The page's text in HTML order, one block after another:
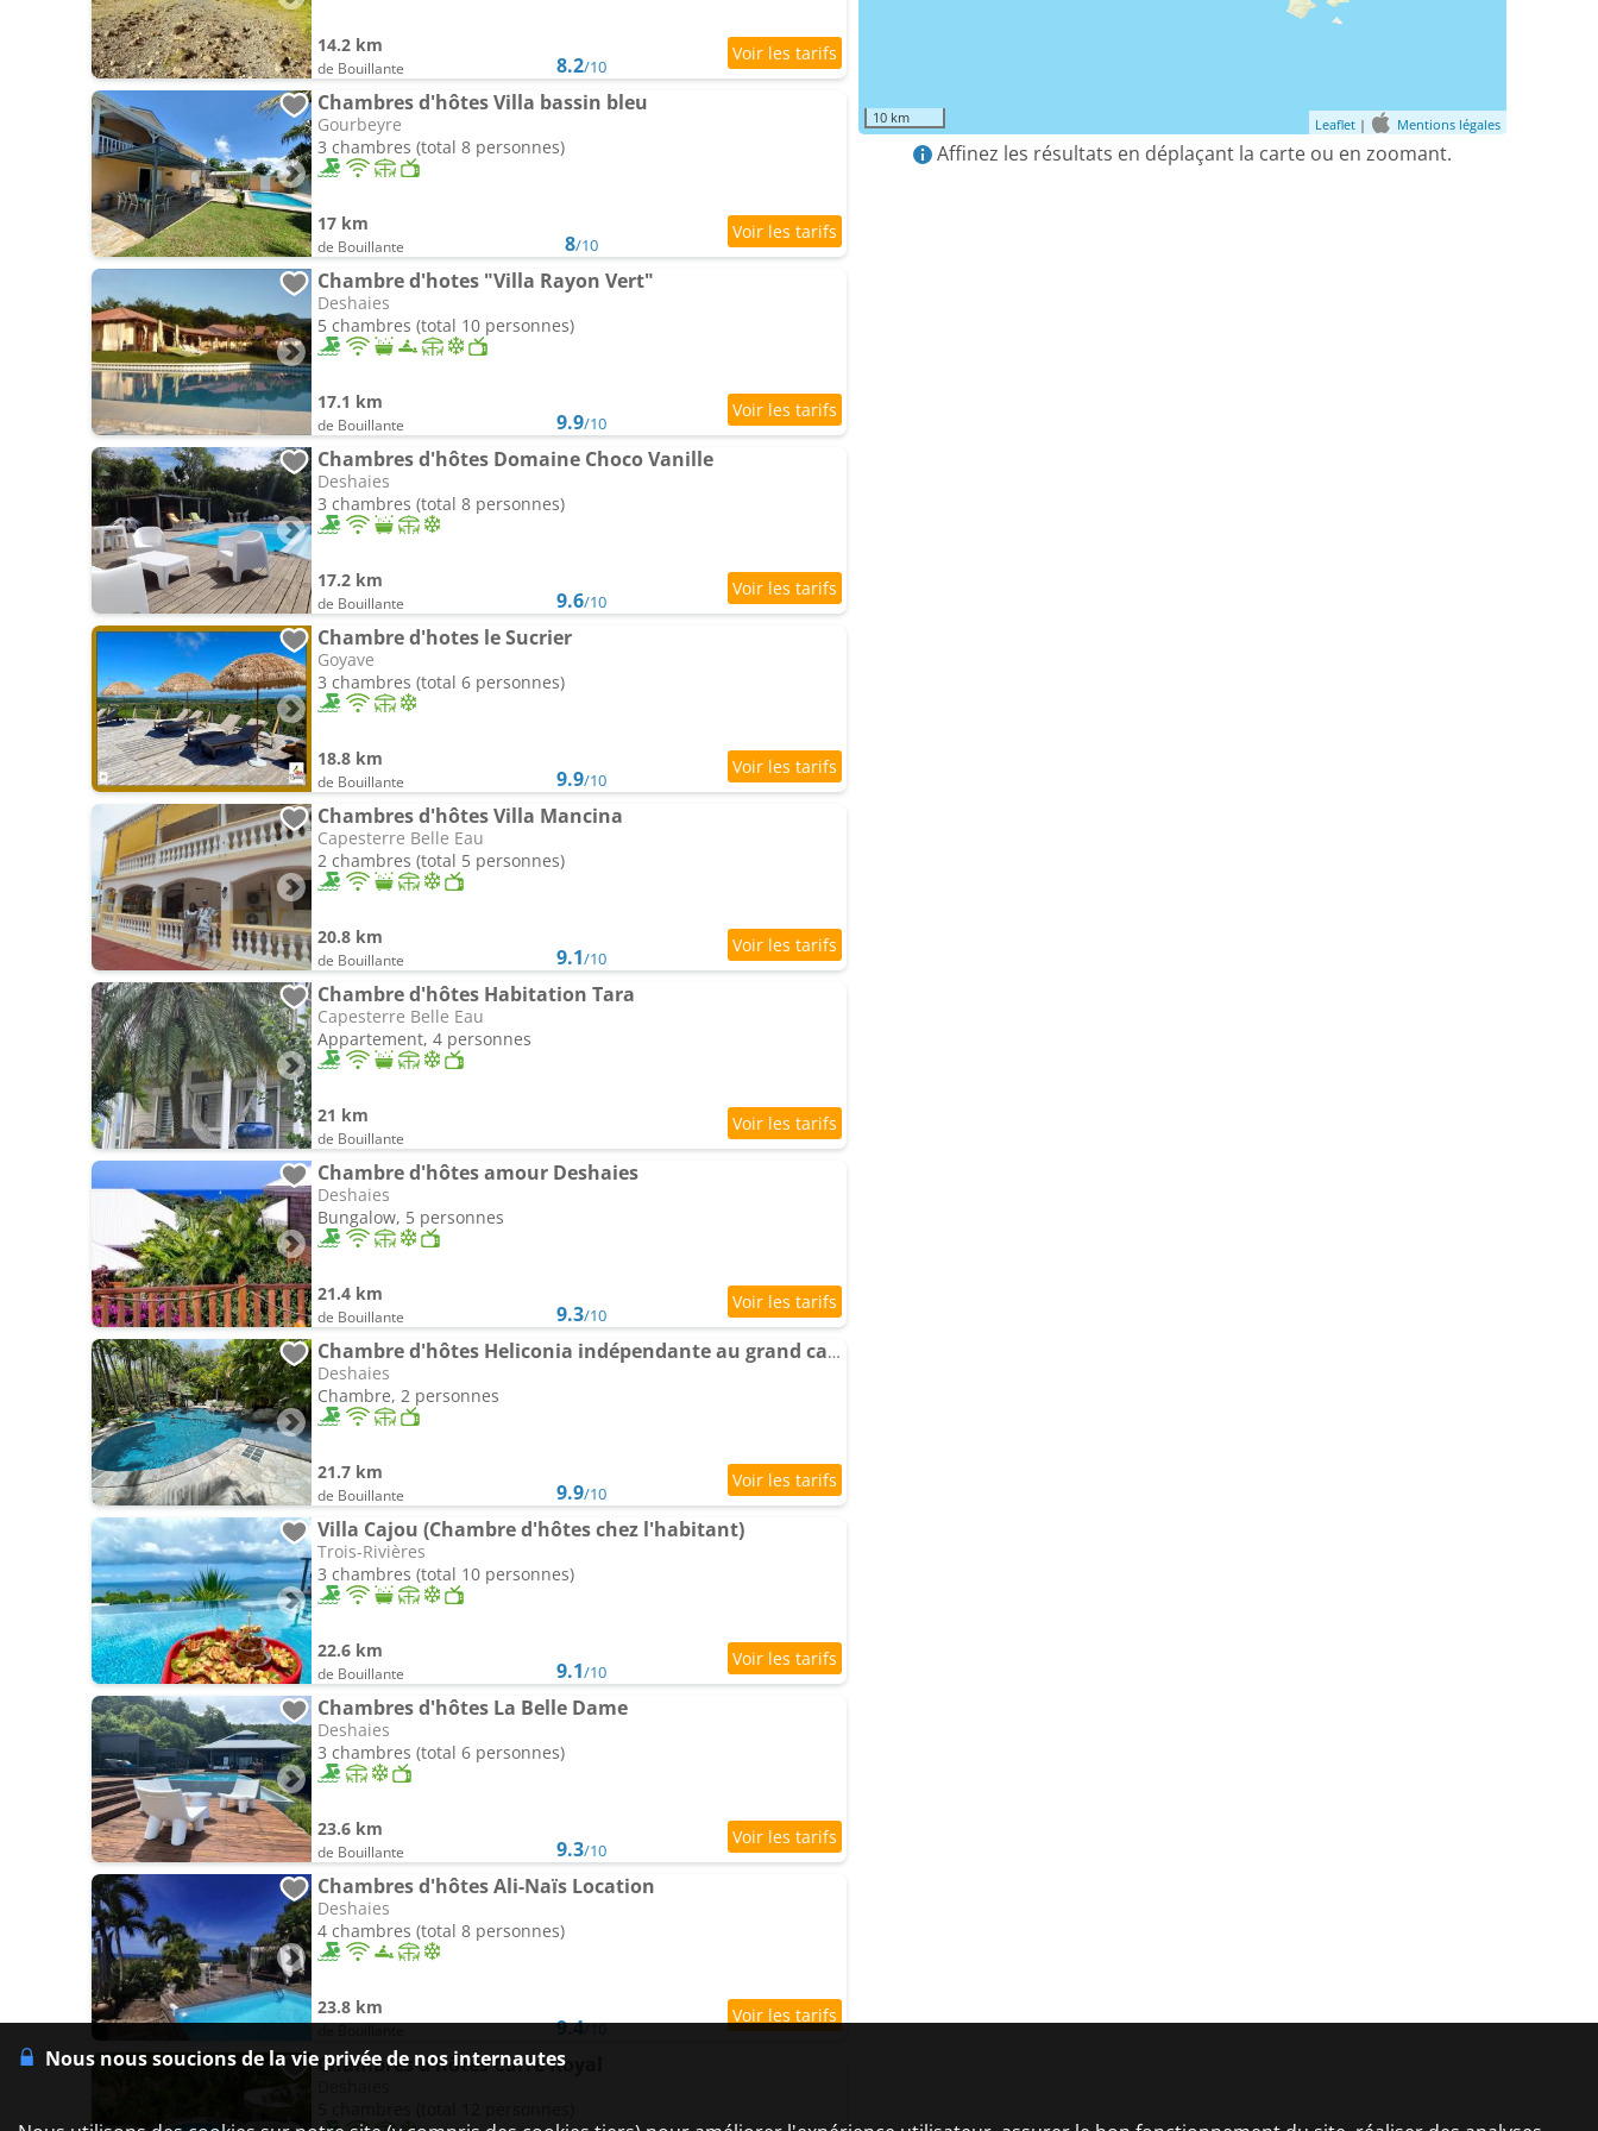
14.2 km
de Bouillante 8.2/10
Chambres d'hôtes Villa bassin bleu
Gourbeyre
3 chambres (total 8 personnes)
17 km
de Bouillante 8/10
Chambre d'hotes "Villa Rayon Vert"
Deshaies
5 chambres (total 10 personnes)
17.1 km
de Bouillante 9.9/10
Chambres d'hôtes Domaine Choco Vanille
Deshaies
3 chambres (total 8 personnes)
17.2 km
de Bouillante 9.6/10
Chambre d'hotes le Sucrier
Goyave
3 chambres (total 6 personnes)
18.8 km
de Bouillante 9.9/10
Chambres d'hôtes Villa Mancina
Capesterre Belle Eau
2 chambres (total 5 personnes)
20.8 km
de Bouillante 9.1/10
Chambre d'hôtes Habitation Tara
Capesterre Belle Eau
Appartement, 4 personnes
21 km
de Bouillante
Chambre d'hôtes amour Deshaies
Deshaies
Bungalow, 5 personnes
21.4 km
de Bouillante 9.3/10
Chambre d'hôtes Heliconia indépendante au grand calme
Deshaies
Chambre, 2 personnes
21.7 km
de Bouillante 9.9/10
Villa Cajou (Chambre d'hôtes chez l'habitant)
Trois-Rivières
3 chambres (total 10 personnes)
22.6 km
de Bouillante 9.1/10
Chambres d'hôtes La Belle Dame
Deshaies
3 chambres (total 6 personnes)
23.6 km
de Bouillante 9.3/10
Chambres d'hôtes Ali-Naïs Location
Deshaies
4 chambres (total 8 personnes)
23.8 km
9.4/10
Chambres d'hôtes Carre Royal
10 km Leaflet | Mentions légales
Affinez les résultats en déplaçant la carte ou en zoomant.
Nous nous soucions de la vie privée de nos internautes